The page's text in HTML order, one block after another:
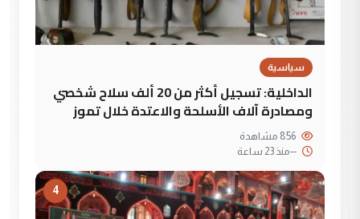
سياسية
الداخلية: تسجيل أكثر من 20 ألف سلاح شخصي
ومصادرة آلاف الأسلحة والاعتدة خلال تموز
--منذ 23 ساعة
4